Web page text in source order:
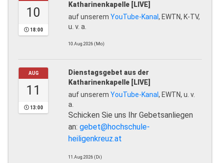
10
18:00
Katharinenkapelle [LIVE]
auf unserem YouTube-Kanal, EWTN, K-TV,
u. v. a.
10.Aug.2026 (Mo)
AUG
11
13:00
Dienstagsgebet aus der
Katharinenkapelle [LIVE]
auf unserem YouTube-Kanal, EWTN, u. v.
a.
Schicken Sie uns Ihr Gebetsanliegen
an: gebet@hochschule-
heiligenkreuz.at
11.Aug.2026 (Di)